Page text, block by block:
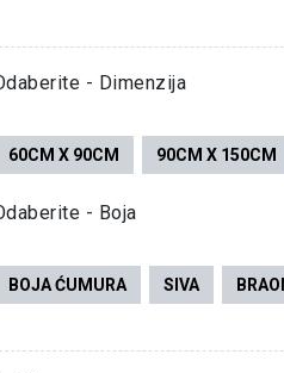
- Dimenzija
60CM X 90CM 90CM X 150CM
- Boja
BOJA ĆUMURA SIVA